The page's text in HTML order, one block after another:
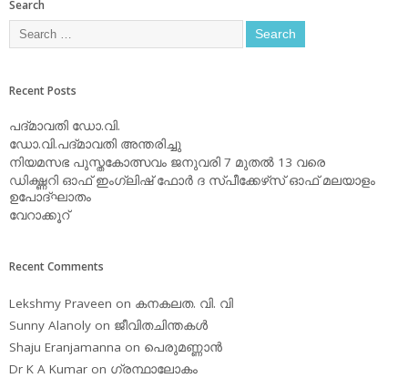
Search
Recent Posts
പദ്മാവതി ഡോ.വി.
ഡോ.വി.പദ്മാവതി അന്തരിച്ചു
നിയമസഭ പുസ്തകോത്സവം ജനുവരി 7 മുതല്‍ 13 വരെ
ഡിക്ഷ്ണറി ഓഫ് ഇംഗ്ലിഷ് ഫോര്‍ ദ സ്പീക്കേഴ്‌സ് ഓഫ് മലയാളം
ഉപോദ്ഘാതം
വേറാക്കൂറ്
Recent Comments
Lekshmy Praveen on കനകലത. വി. വി
Sunny Alanoly on ജീവിതചിന്തകള്‍
Shaju Eranjamanna on പെരുമണ്ണാന്‍
Dr K A Kumar on ഗ്രന്ഥാലോകം